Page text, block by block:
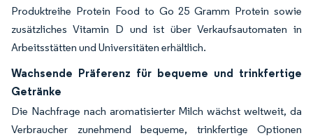
Produktreihe Protein Food to Go 25 Gramm Protein sowie
zusätzliches Vitamin D und ist über Verkaufsautomaten in
Arbeitsstätten und Universitäten erhältlich.
Wachsende Präferenz für bequeme und trinkfertige
Getränke
Die Nachfrage nach aromatisierter Milch wächst weltweit, da
Verbraucher zunehmend bequeme, trinkfertige Optionen